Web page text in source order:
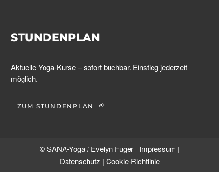
STUNDENPLAN
Aktuelle Yoga-Kurse – sofort buchbar. Einstieg jederzeit
möglich.
ZUM STUNDENPLAN
©SANA-Yoga / Evelyn Füger Impressum |
Datenschutz | Cookie-Richtlinie